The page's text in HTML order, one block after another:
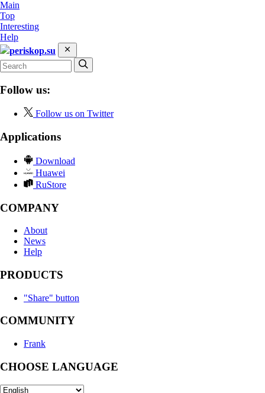
Main
Top
Interesting
Help
periskop.su
Follow us:
Follow us on Twitter
Applications
Download
Huawei
RuStore
COMPANY
About
News
Help
PRODUCTS
"Share" button
COMMUNITY
Frank
CHOOSE LANGUAGE